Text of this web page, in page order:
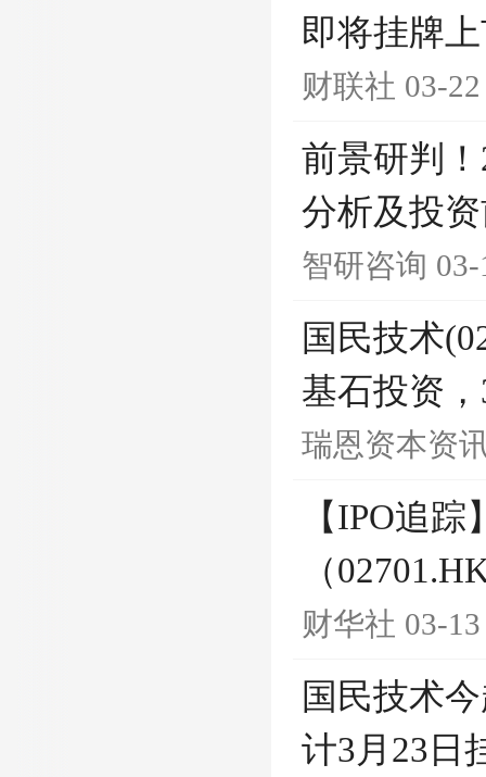
即将挂牌
财联社 03-
前景研判
分析及投
智研咨询
国民技术
基石投资
瑞恩资本资
【IPO追
（
财华社 03-
国民技术
计3月23日